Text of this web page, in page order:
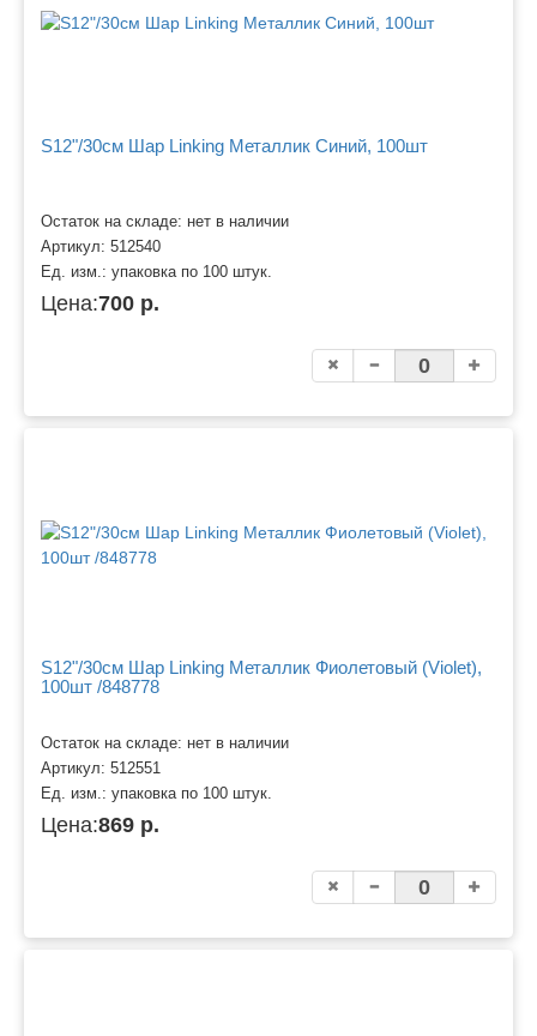
S12"/30см Шар Linking Металлик Синий, 100шт
Остаток на складе: нет в наличии
Артикул: 512540
Ед. изм.: упаковка по 100 штук.
Цена:700 р.
S12"/30см Шар Linking Металлик Фиолетовый (Violet),
100шт /848778
Остаток на складе: нет в наличии
Артикул: 512551
Ед. изм.: упаковка по 100 штук.
Цена:869 р.